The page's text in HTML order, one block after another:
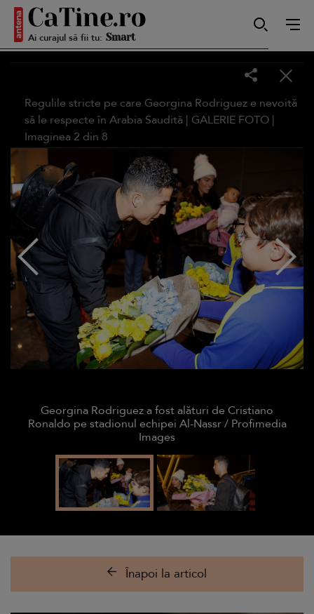
Ai curajul să fii tu: Smart
Sensibilă
Puternică
Regulile stricte pe care Georgina Rodriguez e nevoită
să le respecte în Arabia Saudită | GALERIE FOTO |
Imaginea 2 din 8
Georgina Rodriguez a fost alături de Cristiano
Ronaldo pe stadionul echipei Al-Nassr / Profimedia
Images
Înapoi la articol